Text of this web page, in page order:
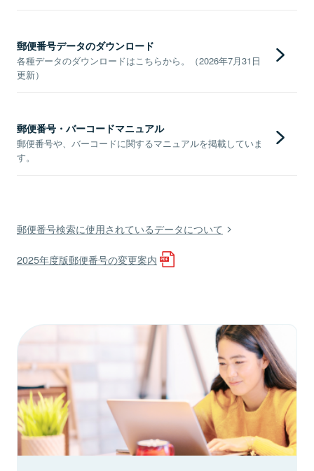
郵便番号データのダウンロード
各種データのダウンロードはこちらから。（2026年7月31日
更新）
郵便番号・バーコードマニュアル
郵便番号や、バーコードに関するマニュアルを掲載していま
す。
郵便番号検索に使用されているデータについて
2025年度版郵便番号の変更案内